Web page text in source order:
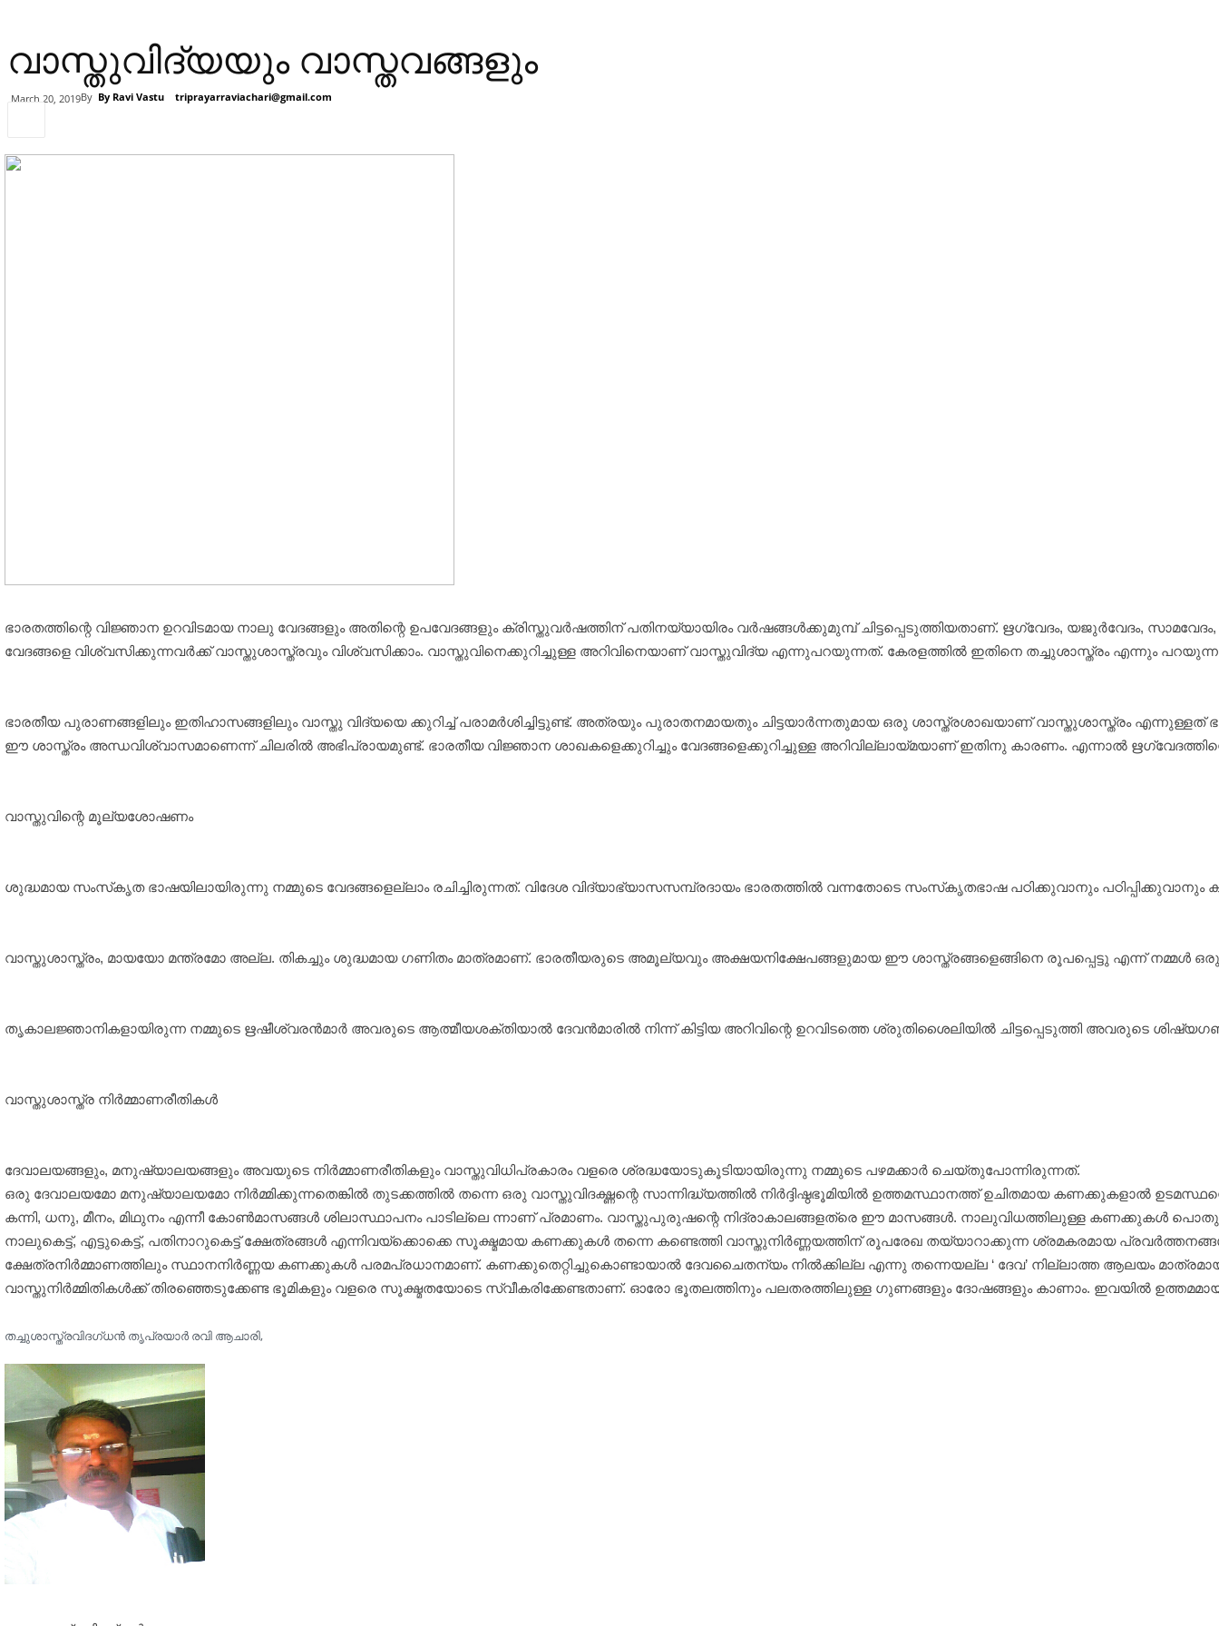
വാസ്തുവിദ്യയും വാസ്തവങ്ങളും
By By Ravi Vastu triprayarraviachari@gmail.com
March 20, 2019
ഭാരതത്തിന്റെ വിജ്ഞാന ഉറവിടമായ നാലു വേദങ്ങളും അതിന്റെ ഉപവേദങ്ങളും ക്രിസ്തുവര്‍ഷത്തിന് പതിനയ്യായിരം വര്‍ഷങ്ങള്‍ക്കുമുമ്പ് ചിട്ടപ്പെടുത്തിയതാണ്. ഋഗ്വേദം, യജുര്‍വേദം,
വേദങ്ങളെ വിശ്വസിക്കുന്നവര്‍ക്ക് വാസ്തുശാസ്ത്രവും വിശ്വസിക്കാം. വാസ്തുവിനെക്കുറിച്ചുള്ള അറിവിനെയാണ് വാസ്തുവിദ്യ എന്നുപറയുന്നത്. കേരളത്തില്‍ ഇതിനെ തച്ചുശാസ്ത്രം എന്നും
ഭാരതീയ പുരാണങ്ങളിലും ഇതിഹാസങ്ങളിലും വാസ്തു വിദ്യയെ ക്കുറിച്ച് പരാമര്‍ശിച്ചിട്ടുണ്ട്. അത്രയും പുരാതനമായതും ചിട്ടയാര്‍ന്നതുമായ ഒരു ശാസ്ത്രശാഖയാണ് വാസ്തുശാസ്ത്രം എന്നുള്ളത്
ഈ ശാസ്ത്രം അന്ധവിശ്വാസമാണെന്ന് ചിലരില്‍ അഭിപ്രായമുണ്ട്. ഭാരതീയ വിജ്ഞാന ശാഖകളെക്കുറിച്ചും വേദങ്ങളെക്കുറിച്ചുള്ള അറിവില്ലായ്മയാണ് ഇതിനു കാരണം. എന്നാല്‍
വാസ്തുവിന്റെ മൂല്യശോഷണം
ശുദ്ധമായ സംസ്‌കൃത ഭാഷയിലായിരുന്നു നമ്മുടെ വേദങ്ങളെല്ലാം രചിച്ചിരുന്നത്. വിദേശ വിദ്യാഭ്യാസസമ്പ്രദായം ഭാരതത്തില്‍ വന്നതോടെ സംസ്‌കൃതഭാഷ പഠിക്കുവാനും
വാസ്തുശാസ്ത്രം, മായയോ മന്ത്രമോ അല്ല. തികച്ചും ശുദ്ധമായ ഗണിതം മാത്രമാണ്. ഭാരതീയരുടെ അമൂല്യവും അക്ഷയനിക്ഷേപങ്ങളുമായ ഈ ശാസ്ത്രങ്ങളെങ്ങിനെ രൂപപ്പെട്ടു എന്ന് നമ്മള്‍ ഒരു
തൃകാലജ്ഞാനികളായിരുന്ന നമ്മുടെ ഋഷീശ്വരന്‍മാര്‍ അവരുടെ ആത്മീയശക്തിയാല്‍ ദേവന്‍മാരില്‍ നിന്ന് കിട്ടിയ അറിവിന്റെ ഉറവിടത്തെ ശ്രുതിശൈലിയില്‍ ചിട്ടപ്പെടുത്തി അവരുടെ
വാസ്തുശാസ്ത്ര നിര്‍മ്മാണരീതികള്‍
ദേവാലയങ്ങളും, മനുഷ്യാലയങ്ങളും അവയുടെ നിര്‍മ്മാണരീതികളും വാസ്തുവിധിപ്രകാരം വളരെ ശ്രദ്ധയോടുകൂടിയായിരുന്നു നമ്മുടെ പഴമക്കാര്‍ ചെയ്തുപോന്നിരുന്നത്.
ഒരു ദേവാലയമോ മനുഷ്യാലയമോ നിര്‍മ്മിക്കുന്നതെങ്കില്‍ തുടക്കത്തില്‍ തന്നെ ഒരു വാസ്തുവിദഗ്ദ്ധന്റെ സാന്നിദ്ധ്യത്തില്‍ നിര്‍ദ്ദിഷ്ഠഭൂമിയില്‍ ഉത്തമസ്ഥാനത്ത് ഉചിതമായ കണക്കുകളാല്‍
കന്നി, ധനു, മീനം, മിഥുനം എന്നീ കോണ്‍മാസങ്ങള്‍ ശിലാസ്ഥാപനം പാടില്ലെ ന്നാണ് പ്രമാണം. വാസ്തുപുരുഷന്റെ നിദ്രാകാലങ്ങളത്രെ ഈ മാസങ്ങള്‍. നാലുവിധത്തിലുള്ള കണക്കുകള്‍
നാലുകെട്ട്, എട്ടുകെട്ട്, പതിനാറുകെട്ട് ക്ഷേത്രങ്ങള്‍ എന്നിവയ്‌ക്കൊക്കെ സൂക്ഷ്മമായ കണക്കുകള്‍ തന്നെ കണ്ടെത്തി വാസ്തുനിര്‍ണ്ണയത്തിന് രൂപരേഖ തയ്യാറാക്കുന്ന ശ്രമകരമായ
ക്ഷേത്രനിര്‍മ്മാണത്തിലും സ്ഥാനനിര്‍ണ്ണയ കണക്കുകള്‍ പരമപ്രധാനമാണ്. കണക്കുതെറ്റിച്ചുകൊണ്ടായാല്‍ ദേവചൈതന്യം നില്‍ക്കില്ല എന്നു തന്നെയല്ല ‘ ദേവ’ നില്ലാത്ത ആലയം
വാസ്തുനിര്‍മ്മിതികള്‍ക്ക് തിരഞ്ഞെടുക്കേണ്ട ഭൂമികളും വളരെ സൂക്ഷ്മതയോടെ സ്വീകരിക്കേണ്ടതാണ്. ഓരോ ഭൂതലത്തിനും പലതരത്തിലുള്ള ഗുണങ്ങളും ദോഷങ്ങളും കാണാം. ഇവയില്‍
തച്ചുശാസ്ത്രവിദഗ്ധന്‍ തൃപ്രയാര്‍ രവി ആചാരി,